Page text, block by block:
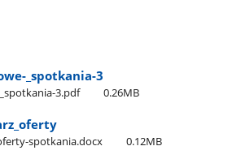
​_spotkania-3
3.pdf 0.26MB
spotkania.docx 0.12MB